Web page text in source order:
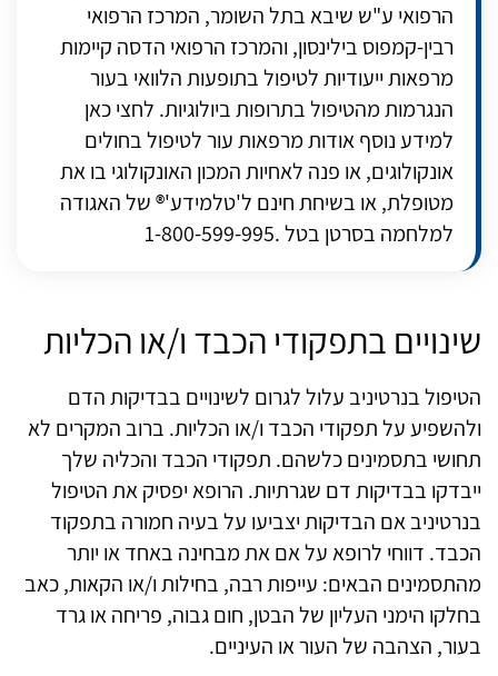
הרפואי ע"ש שיבא בתל השומר, המרכז הרפואי
רבין-קמפוס בילינסון, והמרכז הרפואי הדסה קיימות
מרפאות ייעודיות לטיפול בתופעות הלוואי בעור
הנגרמות מהטיפול בתרופות ביולוגיות. לחצי כאן
למידע נוסף אודות מרפאות עור לטיפול בחולים
אונקולוגים, או פנה לאחיות המכון האונקולוגי בו את
מטופלת, או בשיחת חינם ל'טלמידע'® של האגודה
למלחמה בסרטן בטל .1-800-599-995
שינויים בתפקודי הכבד ו/או הכליות
הטיפול בנרטיניב עלול לגרום לשינויים בבדיקות הדם
ולהשפיע על תפקודי הכבד ו/או הכליות. ברוב המקרים לא
תחושי בתסמינים כלשהם. תפקודי הכבד והכליה שלך
ייבדקו בבדיקות דם שגרתיות. הרופא יפסיק את הטיפול
בנרטיניב אם הבדיקות יצביעו על בעיה חמורה בתפקוד
הכבד. דווחי לרופא על אם את מבחינה באחד או יותר
מהתסמינים הבאים: עייפות רבה, בחילות ו/או הקאות, כאב
בחלקו הימני העליון של הבטן, חום גבוה, פריחה או גרד
בעור, הצהבה של העור או העיניים.